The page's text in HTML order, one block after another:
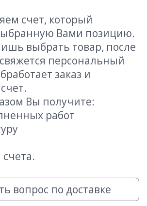
счет, который
Вами позицию.
выбрать товар, после
персональный
заказ и
Вы получите:
работ
вопрос по доставке